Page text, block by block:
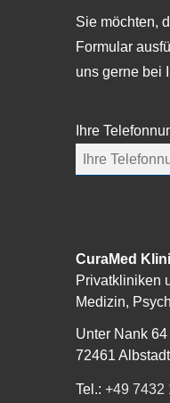
Sie möchten,
Formular
uns gerne bei
Ihre
CuraMed
Privatkliniken
Medizin,
Unter Nank 64
72461 Albstadt
Tel.: +49 7432